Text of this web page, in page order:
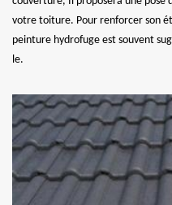
votre toiture. Pour renforcer son
peinture hydrofuge est souvent
le.